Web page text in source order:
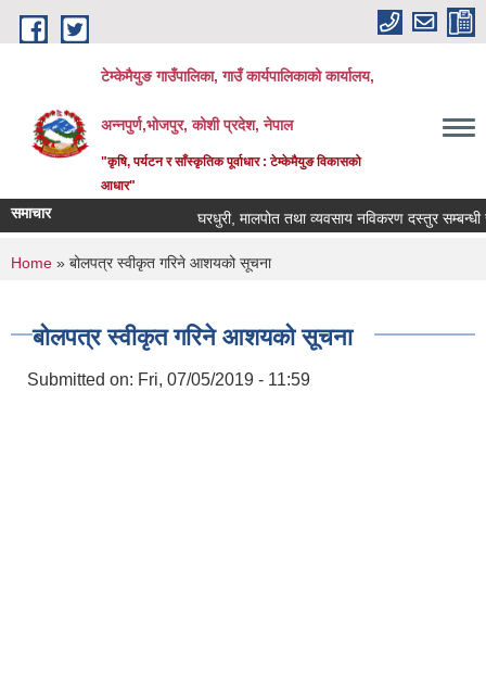
Skip to main content
टेम्केमैयुङ गाउँपालिका, गाउँ कार्यपालिकाको कार्यालय,
अन्नपुर्ण,भोजपुर, कोशी प्रदेश, नेपाल
"कृषि, पर्यटन र साँस्कृतिक पूर्वाधार : टेम्केमैयुङ विकासको
आधार"
समाचार घरधुरी, मालपोत तथा व्यवसाय नविकरण दस्तुर सम्बन्धी
You are here
Home » बोलपत्र स्वीकृत गरिने आशयको सूचना
बोलपत्र स्वीकृत गरिने आशयको सूचना
Submitted on: Fri, 07/05/2019 - 11:59